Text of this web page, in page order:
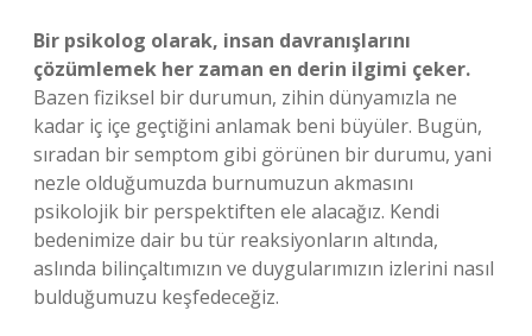
Bir psikolog olarak, insan davranışlarını
çözümlemek her zaman en derin ilgimi çeker.
Bazen fiziksel bir durumun, zihin dünyamızla ne
kadar iç içe geçtiğini anlamak beni büyüler. Bugün,
sıradan bir semptom gibi görünen bir durumu, yani
nezle olduğumuzda burnumuzun akmasını
psikolojik bir perspektiften ele alacağız. Kendi
bedenimize dair bu tür reaksiyonların altında,
aslında bilinçaltımızın ve duygularımızın izlerini nasıl
bulduğumuzu keşfedeceğiz.